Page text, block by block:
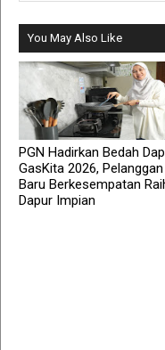
You May Also Like
PGN Hadirkan Bedah
GasKita 2026, Pelanggan
Baru Berkesempatan
Dapur Impian